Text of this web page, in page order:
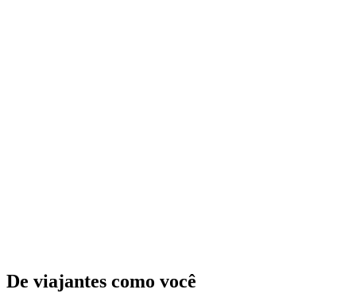
De viajantes como você